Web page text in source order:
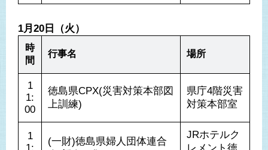
1月20日（火）
時
間
行事名 場所
1
1:
00
徳島県CPX(災害対策本部図
上訓練)
県庁4階災害
対策本部室
1
1:
(一財)徳島県婦人団体連合
JRホテルク
レメント徳